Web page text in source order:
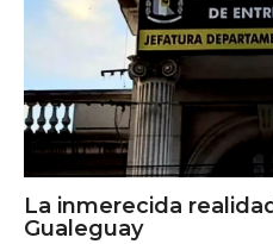
La inmerecida
Gualeguay